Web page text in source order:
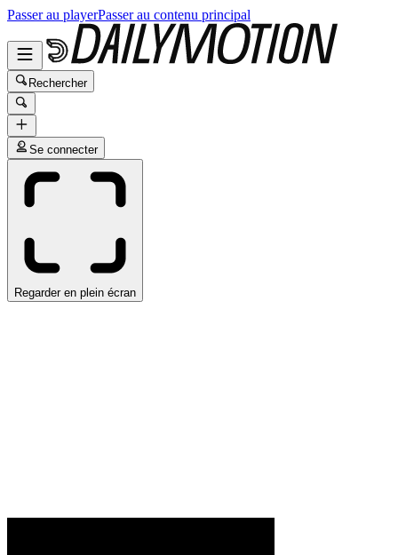
Passer au playerPasser au contenu principal
Rechercher
Se connecter
Regarder en plein écran